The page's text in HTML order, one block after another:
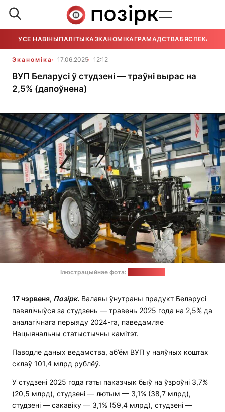
УСЕ НАВІНЫПАЛІТЫКАЭКАНОМІКАГРАМАДСТВАБЯСПЕКА
Эканоміка 17.06.2025 12:12
ВУП Беларусі ў студзені — траўні вырас на
2,5% (дапоўнена)
Ілюстрацыйнае фота:
17 чэрвеня, Позірк. Валавы ўнутраны прадукт Беларусі
павялічыўся за студзень — травень 2025 года на 2,5% да
аналагічнага перыяду 2024-га, паведамляе
Нацыянальны статыстычны камітэт.
Паводле даных ведамства, аб’ём ВУП у наяўных коштах
склаў 101,4 млрд рублёў.
У студзені 2025 года гэты паказчык быў на ўзроўні 3,7%
(20,5 млрд), студзені — лютым — 3,1% (38,7 млрд),
студзені — сакавіку — 3,1% (59,4 млрд), студзені —